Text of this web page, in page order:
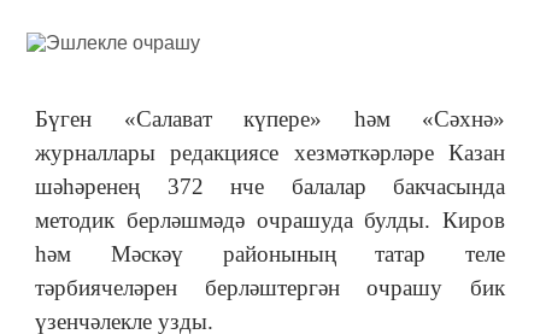
Бүген «Салават күпере» һәм «Сәхнә»
журналлары редакциясе хезмәткәрләре Казан
шәһәренең 372 нче балалар бакчасында
методик берләшмәдә очрашуда булды. Киров
һәм Мәскәү районының татар теле
тәрбиячеләрен берләштергән очрашу бик
үзенчәлекле узды.